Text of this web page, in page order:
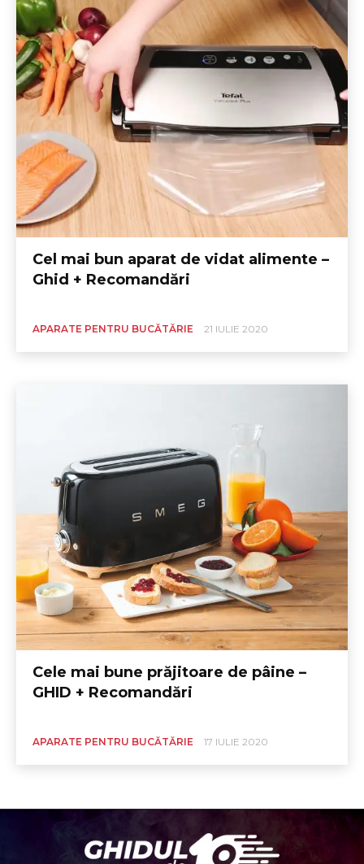
Cel mai bun aparat de vidat alimente –
Ghid + Recomandări
APARATE PENTRU BUCĂTĂRIE 21 IULIE 2020
Cele mai bune prăjitoare de pâine –
GHID + Recomandări
APARATE PENTRU BUCĂTĂRIE 17 IULIE 2020